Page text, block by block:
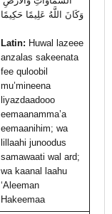
وَكَانَ اللَّهُ عَلِيمًا حَكِيمًا
Latin: Huwal lazeee
anzalas sakeenata
fee quloobil
mu’mineena
liyazdaadooo
eemaanamma’a
eemaanihim; wa
lillaahi junoodus
samawaati wal ard;
wa kaanal laahu
‘Aleeman
Hakeemaa